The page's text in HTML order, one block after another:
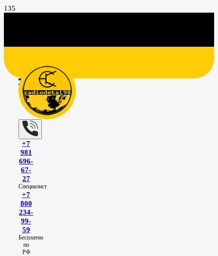
+7
981
696-
67-
27
Специалист
+7
800
234-
99-
59
Бесплатно
по
РФ